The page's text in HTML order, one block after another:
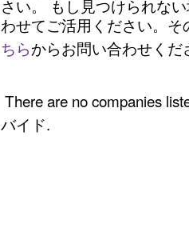
さい。 もし見つけられな
わせてご活用ください。
ちらからお問い合わせくだ
There are no companies
バイド.